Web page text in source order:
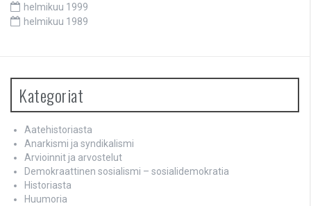
helmikuu 1999
helmikuu 1989
Kategoriat
Aatehistoriasta
Anarkismi ja syndikalismi
Arvioinnit ja arvostelut
Demokraattinen sosialismi – sosialidemokratia
Historiasta
Huumoria